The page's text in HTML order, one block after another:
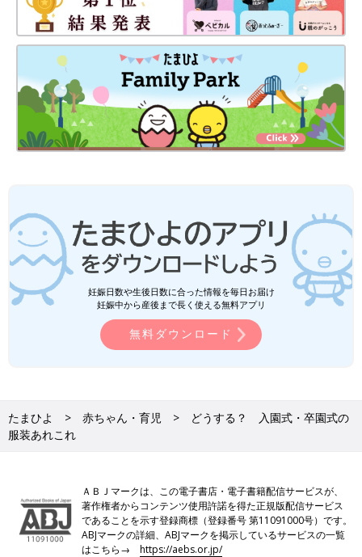
妊娠日数や生後日数に合った情報を毎日お届け
妊娠中から産後まで長く使える無料アプリ
無料ダウンロード
たまひよ 赤ちゃん・育児
どうする？ 入園式・卒園式の
服装あれこれ
ＡＢＪマークは、この電子書店・電子書籍配信サービスが、
著作権者からコンテンツ使用許諾を得た正規版配信サービス
であることを示す登録商標（登録番号 第11091000号）です。
ABJマークの詳細、ABJマークを掲示しているサービスの一覧
はこちら→https://aebs.or.jp/